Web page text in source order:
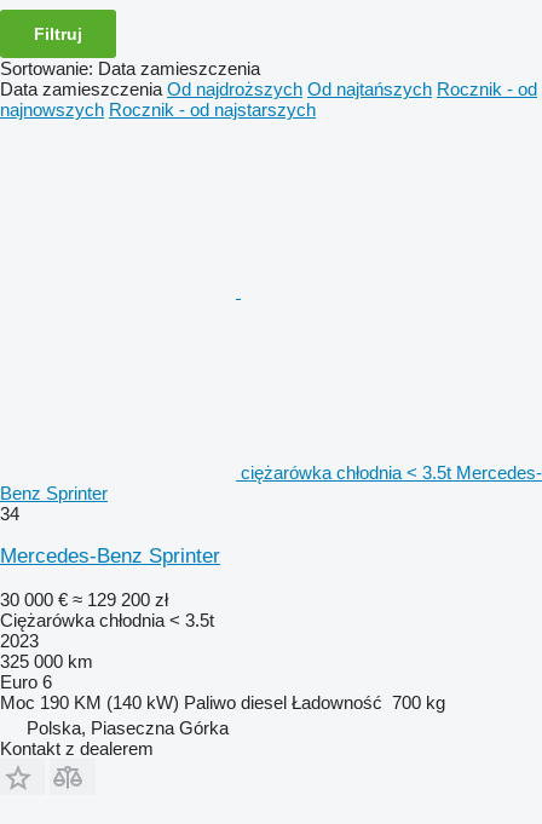
Filtruj
Sortowanie: Data zamieszczenia
Data zamieszczenia Od najdroższych Od najtańszych Rocznik - od
najnowszych Rocznik - od najstarszych
ciężarówka chłodnia < 3.5t Mercedes-
Benz Sprinter
34
Mercedes-Benz Sprinter
30 000 € ≈ 129 200 zł
Ciężarówka chłodnia < 3.5t
2023
325 000 km
Euro 6
Moc 190 KM (140 kW) Paliwo diesel Ładowność 700 kg
Polska, Piaseczna Górka
Kontakt z dealerem